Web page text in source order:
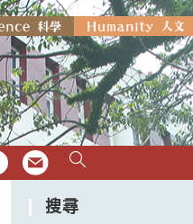
EMAIL
搜尋